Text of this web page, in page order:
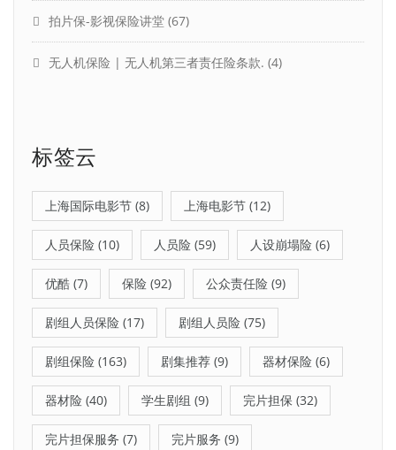
拍片保-影视保险讲堂 (67)
无人机保险 | 无人机第三者责任险条款. (4)
标签云
上海国际电影节 (8) 上海电影节 (12)
人员保险 (10) 人员险 (59) 人设崩塌险 (6)
优酷 (7) 保险 (92) 公众责任险 (9)
剧组人员保险 (17) 剧组人员险 (75)
剧组保险 (163) 剧集推荐 (9) 器材保险 (6)
器材险 (40) 学生剧组 (9) 完片担保 (32)
完片担保服务 (7) 完片服务 (9)